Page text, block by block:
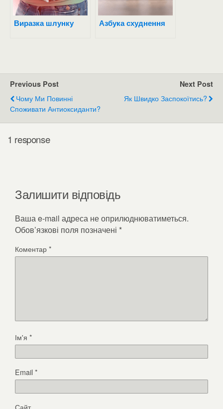
Виразка шлунку Азбука схуднення
Previous Post
Чому Ми Повинні
Споживати Антиоксиданти?
Next Post
Як Швидко Заспокоїтись?
1 response
Залишити відповідь
Ваша e-mail адреса не оприлюднюватиметься.
Обов’язкові поля позначені *
Коментар*
Ім'я *
Email*
Сайт